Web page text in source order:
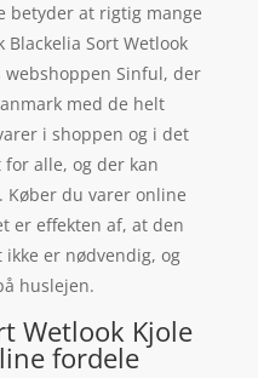
betyder at rigtig mange
Blackelia Sort Wetlook
webshoppen Sinful, der
med de helt
i shoppen og i det
alle, og der kan
Køber du varer online
er effekten af, at den
er nødvendig, og
huslejen.
Wetlook Kjole
fordele